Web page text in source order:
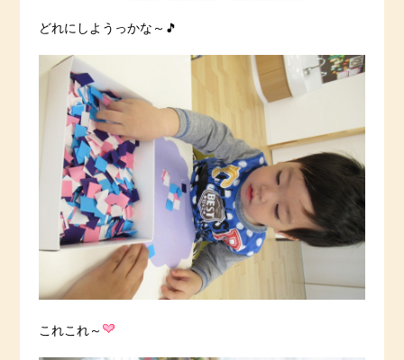
どれにしようっかな～🎵
これこれ～